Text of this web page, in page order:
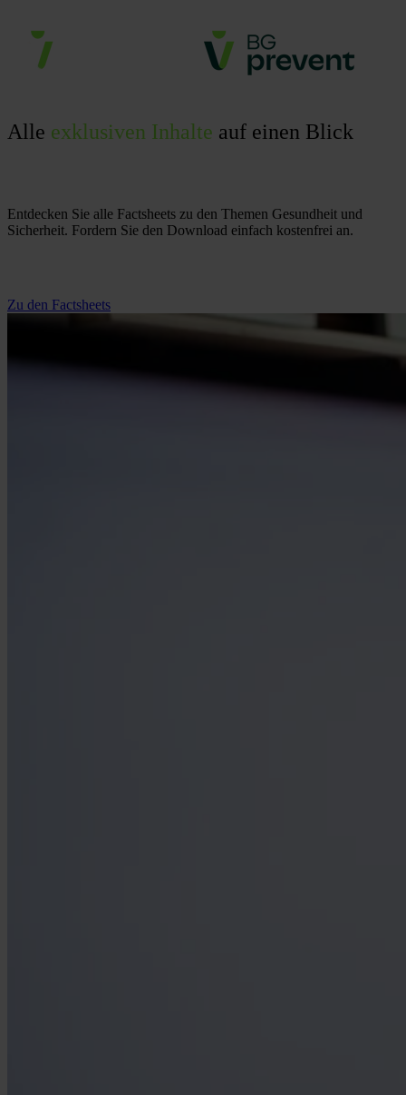
Alle exklusiven Inhalte auf einen Blick
Entdecken Sie alle Factsheets zu den Themen Gesundheit und
Sicherheit. Fordern Sie den Download einfach kostenfrei an.
Zu den Factsheets